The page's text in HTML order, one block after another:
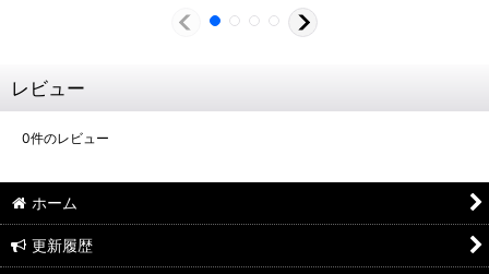
レビュー
0件のレビュー
ホーム
更新履歴